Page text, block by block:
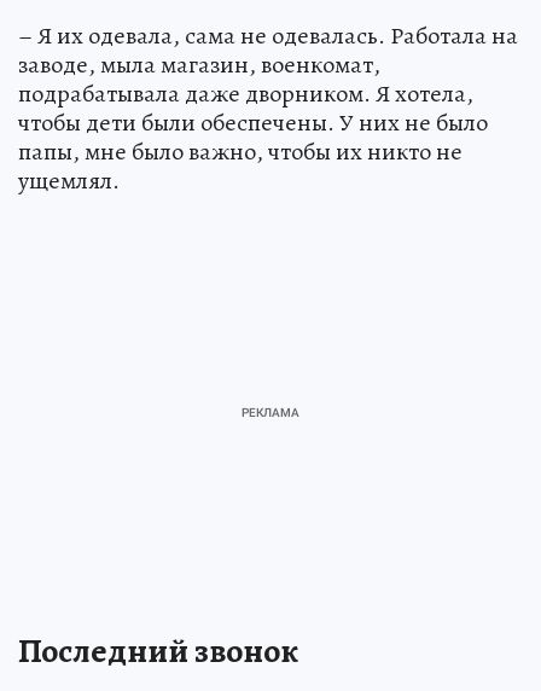
– Я их одевала, сама не одевалась. Работала на
заводе, мыла магазин, военкомат,
подрабатывала даже дворником. Я хотела,
чтобы дети были обеспечены. У них не было
папы, мне было важно, чтобы их никто не
ущемлял.
Последний звонок